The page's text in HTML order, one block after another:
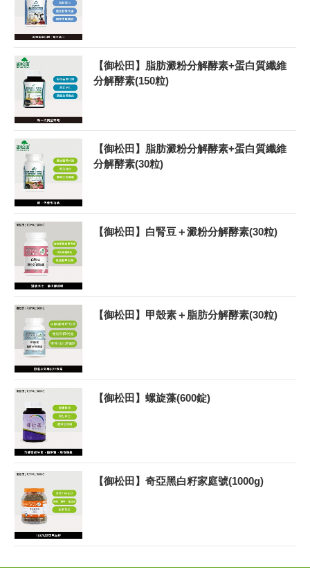
【御松田】脂肪澱粉分解酵素+蛋白質纖維
分解酵素(150粒)
【御松田】脂肪澱粉分解酵素+蛋白質纖維
分解酵素(30粒)
【御松田】白腎豆＋澱粉分解酵素(30粒)
【御松田】甲殼素＋脂肪分解酵素(30粒)
【御松田】螺旋藻(600錠)
【御松田】奇亞黑白籽家庭號(1000g)